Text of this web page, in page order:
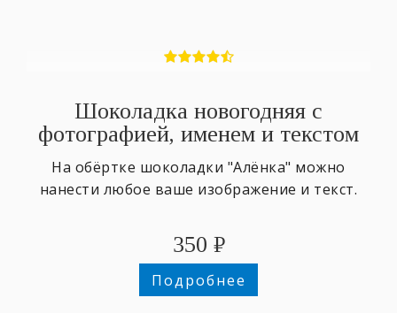
Шоколадка новогодняя с
фотографией, именем и текстом
На обёртке шоколадки "Алёнка" можно
нанести любое ваше изображение и текст.
350 ₽
Подробнее